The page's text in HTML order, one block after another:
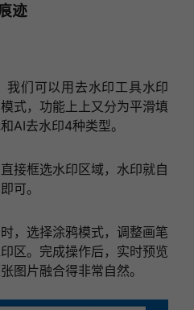
迹
我们可以用去水印工具水印
式，功能上上又分为平滑填
AI去水印4种类型。
接框选水印区域，水印就自
可。
，选择涂鸦模式，调整画笔
区。完成操作后，实时预览
图片融合得非常自然。